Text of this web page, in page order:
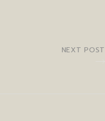
NEXT POST